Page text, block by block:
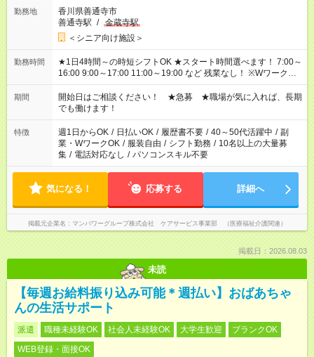
勤務地
香川県善通寺市
善通寺駅 / 金蔵寺駅
＜シニア向け施設＞
勤務時間
★1日4時間～の時短シフトOK ★スタート時間選べます！ 7:00～
16:00 9:00～17:00 11:00～19:00 など 残業なし！ ※Wワークの
場合、他のお仕事と合わせ週40時間超の就業はご案内できませ
ん ※法令に基づき、週20時間以上勤務は社会保険への加入対象
となります ※労働者派遣法（日雇い派遣の原則禁止）により、
短時間・短期間の就業はご案内が難しい場合があります
期間
開始日はご相談ください！ ★急募 ★職場が気に入れば、長期
でも働けます！
特徴 週1日からOK / 日払いOK / 履歴書不要 / 40～50代活躍中 / 副
業・WワークOK / 服装自由 / シフト勤務 / 10名以上の大量募
集 / 電話対応なし / パソコンスキル不要
気になる！ 応募する 詳細へ
掲載元企業名 マンパワーグループ株式会社 ケアサービス事業部 （医療福祉介護関連）
掲載日：2026.08.03
未読
【毎週お給料振り込み可能＊週払い】おばあちゃ
んの生活サポート
派遣 職種未経験OK 社会人未経験OK 大学生歓迎
ブランクOK
WEB登録・面接OK